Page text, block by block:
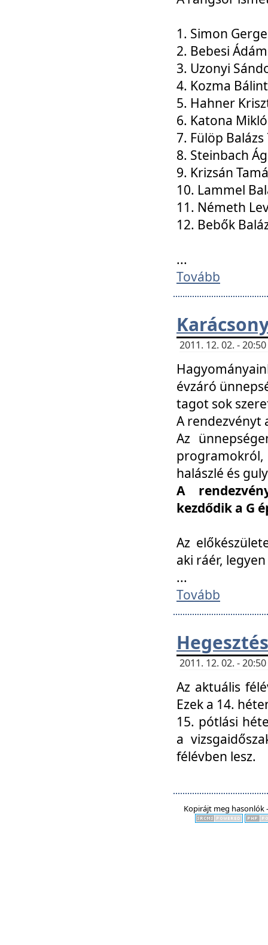
1. Simon
2. Bebesi
3. Uzonyi
4. Kozma
5. Hahner
6. Katona
7. Fülöp
8. Steinbach
9. Krizsán
10. Lammel
11. Németh
12. Bebők
...
Tovább
2011. 12. 02. -
évzáró
tagot sok
A rendezvényt
Az
halászlé és
A
kezdődik a G
Az
aki ráér,
...
Tovább
2011. 12. 02. -
Az aktuális
Ezek a 14.
15. pótlási
a
félévben lesz.
Kopirájt meg hasonlók